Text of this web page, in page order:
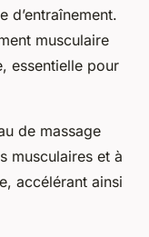
d’entraînement.
musculaire
essentielle pour
de massage
musculaires et à
accélérant ainsi